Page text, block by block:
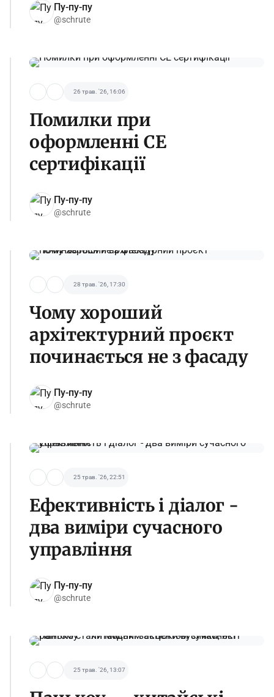
Пу-пу-пу
@schrute
26 трав. '26, 16:06
Помилки при
оформленні СЕ
сертифікації
Пу-пу-пу
@schrute
28 трав. '26, 17:30
Чому хороший
архітектурний проєкт
починається не з фасаду
Пу-пу-пу
@schrute
25 трав. '26, 22:51
Ефективність і діалог -
два виміри сучасного
управління
Пу-пу-пу
@schrute
25 трав. '26, 13:07